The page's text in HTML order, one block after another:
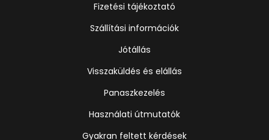
Fizetési tájékoztató
Szállítási információk
Jótállás
Visszaküldés és elállás
Panaszkezelés
Használati útmutatók
Gyakran feltett kérdések